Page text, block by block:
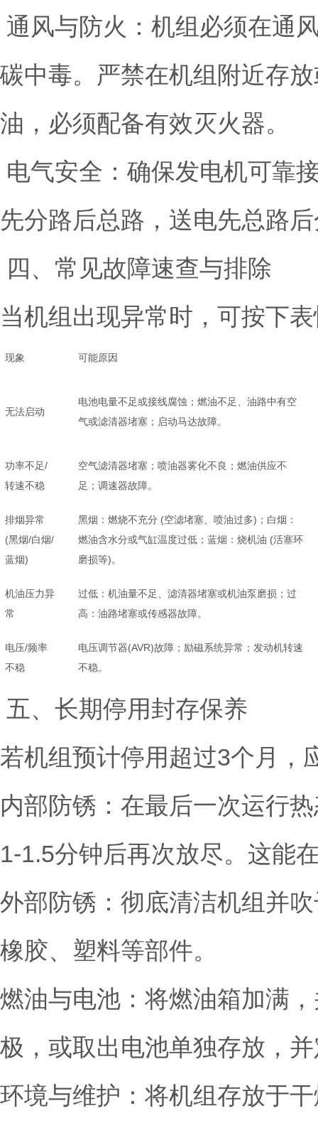
通风与防火：机组必须在通
碳中毒。严禁在机组附近存
油，必须配备有效灭火器。
电气安全：确保发电机可靠
先分路后总路，送电先总路
四、常见故障速查与排除
当机组出现异常时，可按下
现象 可能原因
无法启动
电池电量不足或接线腐蚀；燃油不足、油路中有空
气或滤清器堵塞；启动马达故障。
功率不足/
转速不稳
空气滤清器堵塞；喷油器雾化不良；燃油供应不
足；调速器故障。
排烟异常
(黑烟/白烟/
蓝烟)
黑烟：燃烧不充分 (空滤堵塞、喷油过多)；白烟：
燃油含水分或气缸温度过低；蓝烟：烧机油 (活塞环
磨损等)。
机油压力异
常
过低：机油量不足、滤清器堵塞或机油泵磨损；过
高：油路堵塞或传感器故障。
电压/频率
不稳
电压调节器(AVR)故障；励磁系统异常；发动机转速
不稳。
五、长期停用封存保养
若机组预计停用超过3个月，
内部防锈：在最后一次运行
1-1.5分钟后再次放尽。这能
外部防锈：彻底清洁机组并
橡胶、塑料等部件。
燃油与电池：将燃油箱加满
极，或取出电池单独存放，
环境与维护：将机组存放于